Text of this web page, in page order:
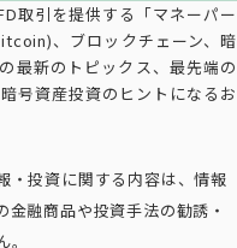
取引を提供する「マネーパー
、ブロックチェーン、暗
最新のトピックス、最先端の
号資産投資のヒントになるお
・投資に関する内容は、情報
融商品や投資手法の勧誘・